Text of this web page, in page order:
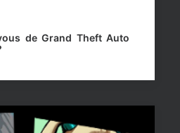
de Grand Theft Auto